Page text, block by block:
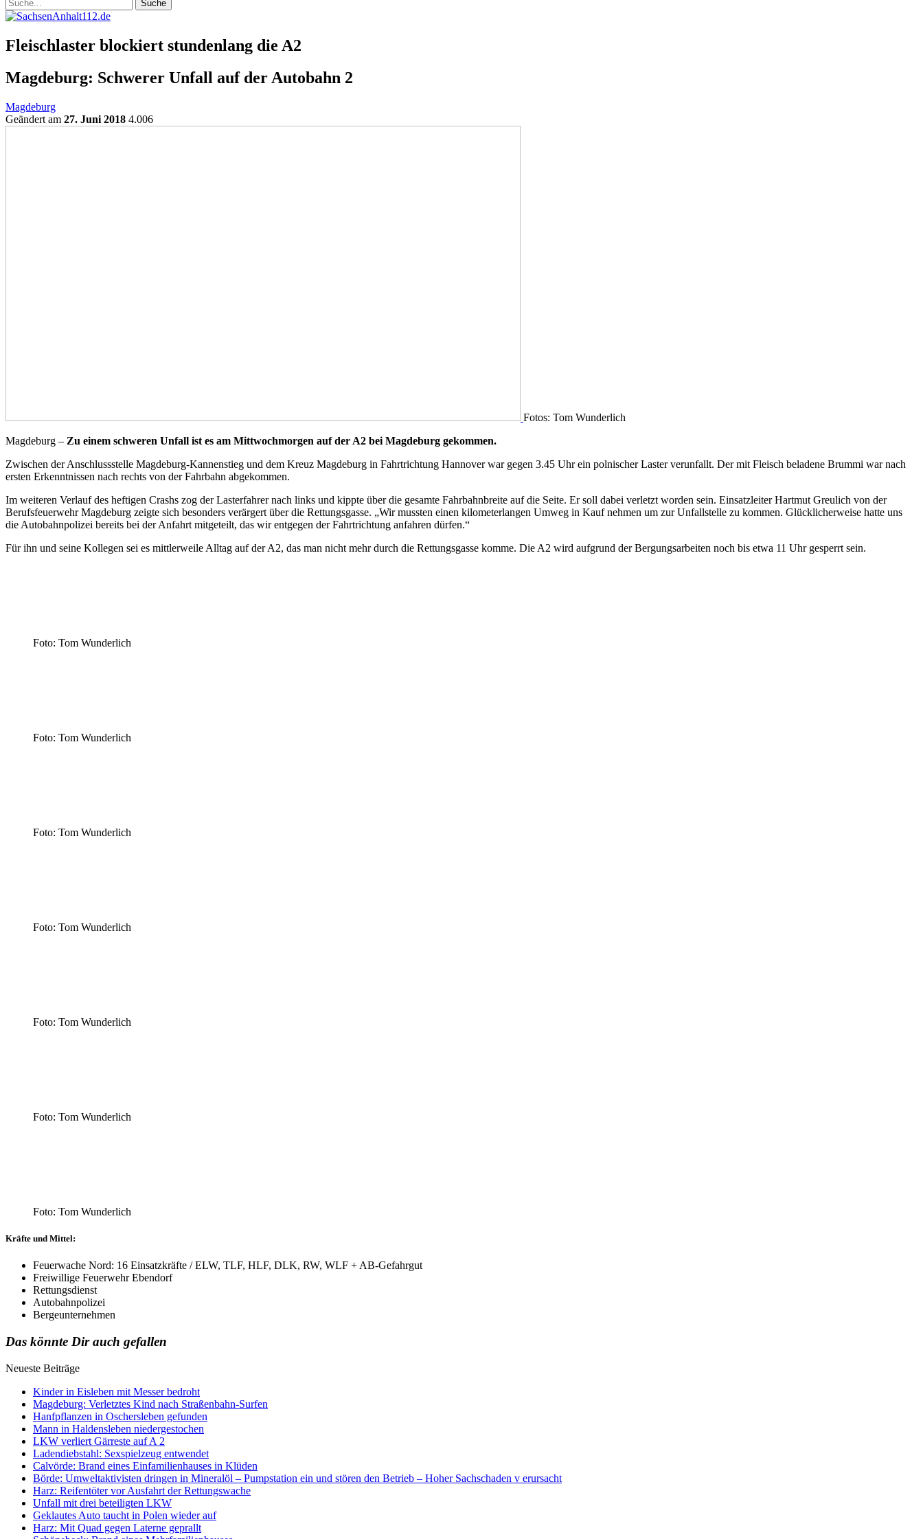
Fleischlaster blockiert stundenlang die A2
Magdeburg: Schwerer Unfall auf der Autobahn 2
Magdeburg
Geändert am 27. Juni 2018 4.006
Fotos: Tom Wunderlich
Magdeburg – Zu einem schweren Unfall ist es am Mittwochmorgen auf der A2 bei Magdeburg gekommen.
Zwischen der Anschlussstelle Magdeburg-Kannenstieg und dem Kreuz Magdeburg in Fahrtrichtung Hannover war gegen 3.45 Uhr ein polnischer Laster verunfallt. Der mit Fleisch beladene Brummi war nach
ersten Erkenntnissen nach rechts von der Fahrbahn abgekommen.
Im weiteren Verlauf des heftigen Crashs zog der Lasterfahrer nach links und kippte über die gesamte Fahrbahnbreite auf die Seite. Er soll dabei verletzt worden sein. Einsatzleiter Hartmut Greulich von der
Berufsfeuerwehr Magdeburg zeigte sich besonders verärgert über die Rettungsgasse. „Wir mussten einen kilometerlangen Umweg in Kauf nehmen um zur Unfallstelle zu kommen. Glücklicherweise hatte uns
die Autobahnpolizei bereits bei der Anfahrt mitgeteilt, das wir entgegen der Fahrtrichtung anfahren dürfen.“
Für ihn und seine Kollegen sei es mittlerweile Alltag auf der A2, das man nicht mehr durch die Rettungsgasse komme. Die A2 wird aufgrund der Bergungsarbeiten noch bis etwa 11 Uhr gesperrt sein.
Foto: Tom Wunderlich
Foto: Tom Wunderlich
Foto: Tom Wunderlich
Foto: Tom Wunderlich
Foto: Tom Wunderlich
Foto: Tom Wunderlich
Foto: Tom Wunderlich
Kräfte und Mittel:
Feuerwache Nord: 16 Einsatzkräfte / ELW, TLF, HLF, DLK, RW, WLF + AB-Gefahrgut
Freiwillige Feuerwehr Ebendorf
Rettungsdienst
Autobahnpolizei
Bergeunternehmen
Das könnte Dir auch gefallen
Neueste Beiträge
Kinder in Eisleben mit Messer bedroht
Magdeburg: Verletztes Kind nach Straßenbahn-Surfen
Hanfpflanzen in Oschersleben gefunden
Mann in Haldensleben niedergestochen
LKW verliert Gärreste auf A 2
Ladendiebstahl: Sexspielzeug entwendet
Calvörde: Brand eines Einfamilienhauses in Klüden
Börde: Umweltaktivisten dringen in Mineralöl – Pumpstation ein und stören den Betrieb – Hoher Sachschaden v erursacht
Harz: Reifentöter vor Ausfahrt der Rettungswache
Unfall mit drei beteiligten LKW
Geklautes Auto taucht in Polen wieder auf
Harz: Mit Quad gegen Laterne geprallt